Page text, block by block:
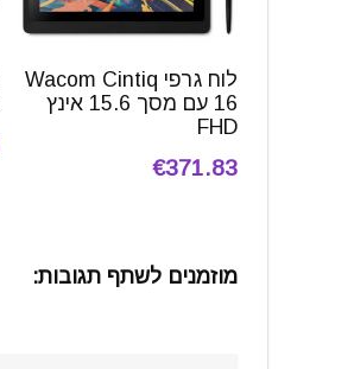
לוח גרפי Wacom Cintiq
16 עם מסך 15.6 אינץ
FHD
€371.83
מוזמנים לשתף תגובות: